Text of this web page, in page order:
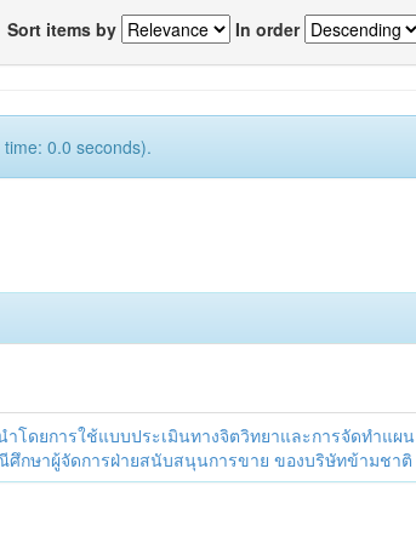
Sort items by In order
0.0 seconds).
โดยการใช้แบบประเมินทางจิตวิทยาและการจัดทำแผน
กษาผู้จัดการฝ่ายสนับสนุนการขาย ของบริษัทข้ามชาติ